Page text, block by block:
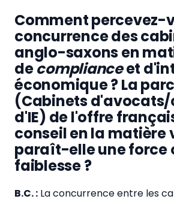
Comment percevez-
concurrence des
anglo-saxons en
decomplianceet
économique ? La
(Cabinets
d'IE) de l'offre
conseil en la matière
paraît-elle une force
faiblesse ?
B.C. : La concurrence entre les